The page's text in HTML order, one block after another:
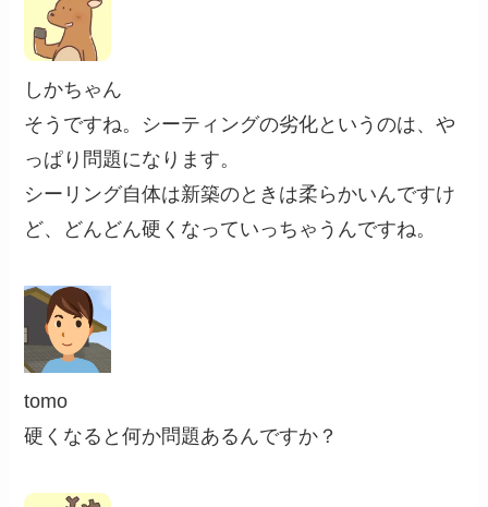
しかちゃん
そうですね。シーティングの劣化というのは、や
っぱり問題になります。
シーリング自体は新築のときは柔らかいんですけ
ど、どんどん硬くなっていっちゃうんですね。
tomo
硬くなると何か問題あるんですか？